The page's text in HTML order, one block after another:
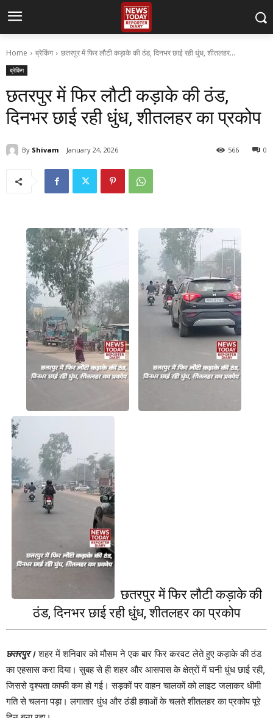
Home ब्रेकिंग छतरपुर में फिर लौटी कड़ाके की ठंड, दिनभर छाई रही धुंध, शीतलहर...
ब्रेकिंग
छतरपुर में फिर लौटी कड़ाके की ठंड,
दिनभर छाई रही धुंध, शीतलहर का प्रकोप
By Shivam January 24, 2026 0
566
छतरपुर में फिर लौटी कड़ाके की
ठंड, दिनभर छाई रही धुंध, शीतलहर का प्रकोप
छतरपुर। शहर में शनिवार को मौसम ने एक बार फिर करवट लेते हुए कड़ाके की ठंड
का एहसास करा दिया। सुबह से ही शहर और आसपास के क्षेत्रों में घनी धुंध छाई रही,
जिससे दृश्यता काफी कम हो गई। सड़कों पर वाहन चालकों को लाइट जलाकर धीमी
गति से चलना पड़ा। लगातार धुंध और ठंडी हवाओं के चलते शीतलहर का प्रकोप पूरे